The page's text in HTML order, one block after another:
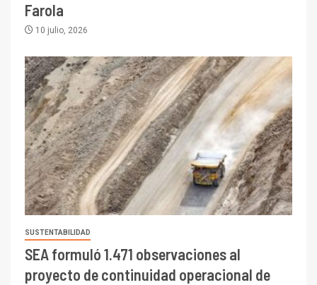
Farola
10 julio, 2026
SUSTENTABILIDAD
SEA formuló 1.471 observaciones al
proyecto de continuidad operacional de